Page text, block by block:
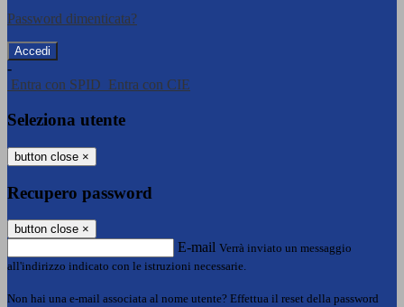
Password dimenticata?
-
Entra con SPID Entra con CIE
Seleziona utente
button close ×
Recupero password
button close ×
E-mail Verrà inviato un messaggio
all'indirizzo indicato con le istruzioni necessarie.
Non hai una e-mail associata al nome utente? Effettua il reset della password